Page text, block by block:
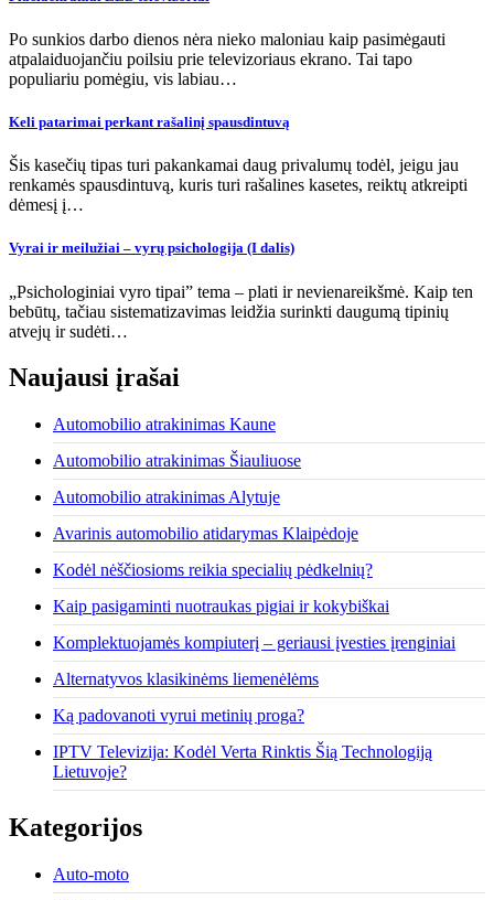
Po sunkios darbo dienos nėra nieko maloniau kaip pasimėgauti
atpalaiduojančiu poilsiu prie televizoriaus ekrano. Tai tapo
populiariu pomėgiu, vis labiau…
Keli patarimai perkant rašalinį spausdintuvą
Šis kasečių tipas turi pakankamai daug privalumų todėl, jeigu jau
renkamės spausdintuvą, kuris turi rašalines kasetes, reiktų atkreipti
dėmesį į…
Vyrai ir meilužiai – vyrų psichologija (I dalis)
„Psichologiniai vyro tipai” tema – plati ir nevienareikšmė. Kaip ten
bebūtų, tačiau sistematizavimas leidžia surinkti daugumą tipinių
atvejų ir sudėti…
Naujausi įrašai
Automobilio atrakinimas Kaune
Automobilio atrakinimas Šiauliuose
Automobilio atrakinimas Alytuje
Avarinis automobilio atidarymas Klaipėdoje
Kodėl nėščiosioms reikia specialių pėdkelnių?
Kaip pasigaminti nuotraukas pigiai ir kokybiškai
Komplektuojamės kompiuterį – geriausi įvesties įrenginiai
Alternatyvos klasikinėms liemenėlėms
Ką padovanoti vyrui metinių proga?
IPTV Televizija: Kodėl Verta Rinktis Šią Technologiją
Lietuvoje?
Kategorijos
Auto-moto